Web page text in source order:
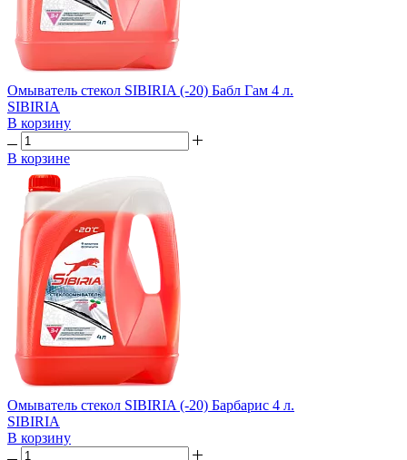
Омыватель стекол SIBIRIA (-20) Бабл Гам 4 л.
SIBIRIA
В корзину
В корзине
Омыватель стекол SIBIRIA (-20) Барбарис 4 л.
SIBIRIA
В корзину